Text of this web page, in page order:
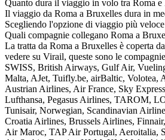
Quanto dura il viaggio in volo tra Roma e
Il viaggio da Roma a Bruxelles dura in
Scegliendo l'opzione di viaggio più
Quali compagnie collegano Roma a
La tratta da Roma a Bruxelles è coperta
vedere su Virail, queste sono le
SWISS, British Airways, Gulf Air,
Malta, AJet, Tuifly.be, airBaltic, Volotea,
Austrian Airlines, Air France, Sky
Lufthansa, Pegasus Airlines, TAROM,
Tunisair, Norwegian, Scandinavian
Croatia Airlines, Brussels Airlines,
Air Maroc, TAP Air Portugal, Aeroitalia,